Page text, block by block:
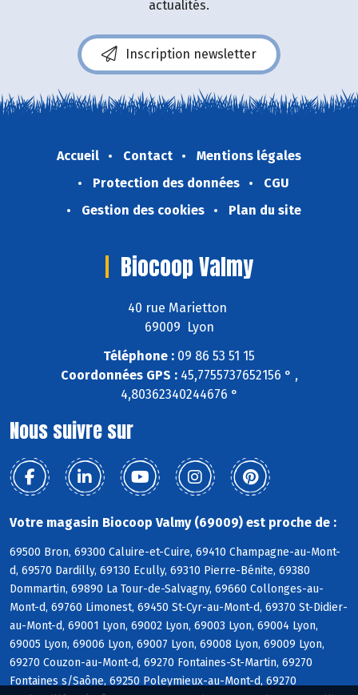
actualités.
Inscription newsletter
Accueil Contact
Mentions légales
Protection des données
CGU
Gestion des cookies
Plan du site
Biocoop Valmy
40 rue Marietton
69009 Lyon
Téléphone : 09 86 53 51 15
Coordonnées GPS :45,7755737652156 ° ,
4,80362340244676 °
Nous suivre sur
Votre magasin Biocoop Valmy (69009) est proche de :
69500 Bron, 69300 Caluire-et-Cuire, 69410 Champagne-au-Mont-
d, 69570 Dardilly, 69130 Ecully, 69310 Pierre-Bénite, 69380
Dommartin, 69890 La Tour-de-Salvagny, 69660 Collonges-au-
Mont-d, 69760 Limonest, 69450 St-Cyr-au-Mont-d, 69370 St-Didier-
au-Mont-d, 69001 Lyon, 69002 Lyon, 69003 Lyon, 69004 Lyon,
69005 Lyon, 69006 Lyon, 69007 Lyon, 69008 Lyon, 69009 Lyon,
69270 Couzon-au-Mont-d, 69270 Fontaines-St-Martin, 69270
Fontaines s/Saône, 69250 Poleymieux-au-Mont-d, 69270